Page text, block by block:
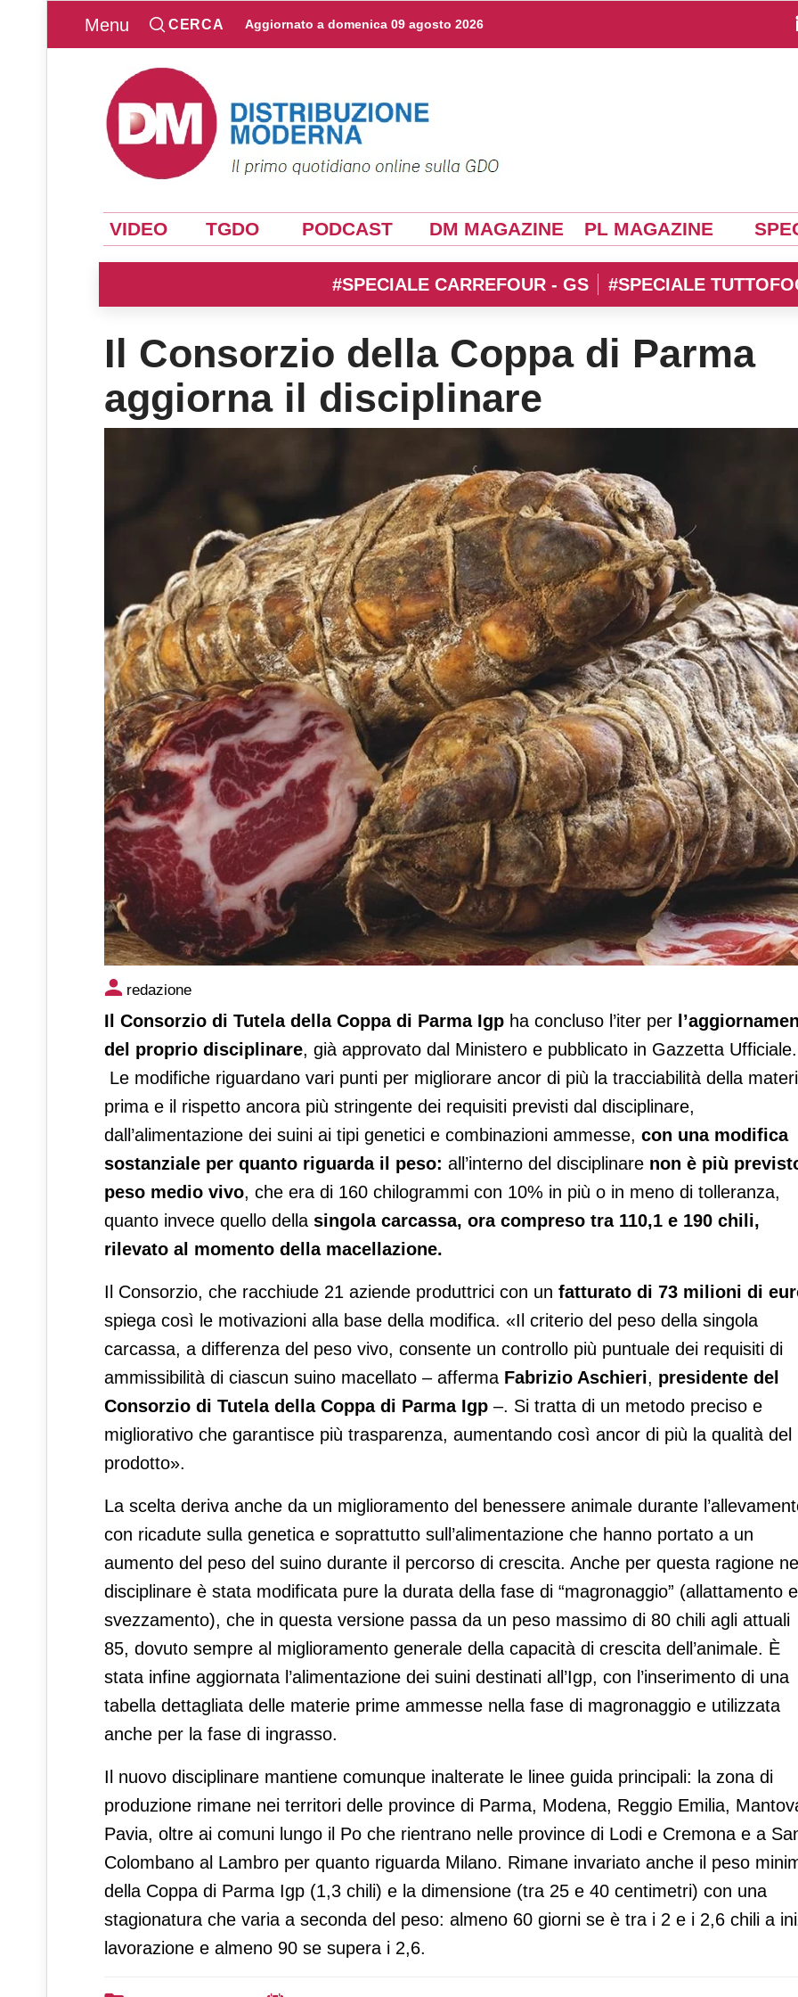
Menu CERCA Aggiornato a domenica 09 agosto 2026
VIDEO TGDO PODCAST DM MAGAZINE PL MAGAZINE
#SPECIALE CARREFOUR - GS #SPECIALE
Il Consorzio della Coppa di Parma
aggiorna il disciplinare
Il Consorzio della Coppa di Parma aggiorna il disciplinare
redazione
Il Consorzio di Tutela della Coppa di Parma Igp ha concluso l’iter per
del proprio disciplinare, già approvato dal Ministero e pubblicato in Gazzetta Ufficiale.
Le modifiche riguardano vari punti per migliorare ancor di più la tracciabilità della
prima e il rispetto ancora più stringente dei requisiti previsti dal disciplinare,
dall’alimentazione dei suini ai tipi genetici e combinazioni ammesse, con una modifica
sostanziale per quanto riguarda il peso: all’interno del disciplinare non è più
peso medio vivo, che era di 160 chilogrammi con 10% in più o in meno di tolleranza,
quanto invece quello della singola carcassa, ora compreso tra 110,1 e 190 chili,
rilevato al momento della macellazione.
Il Consorzio, che racchiude 21 aziende produttrici con un fatturato di 73 milioni di
spiega così le motivazioni alla base della modifica. «Il criterio del peso della singola
carcassa, a differenza del peso vivo, consente un controllo più puntuale dei requisiti di
ammissibilità di ciascun suino macellato – afferma Fabrizio Aschieri, presidente del
Consorzio di Tutela della Coppa di Parma Igp –. Si tratta di un metodo preciso e
migliorativo che garantisce più trasparenza, aumentando così ancor di più la qualità del
prodotto».
La scelta deriva anche da un miglioramento del benessere animale durante
con ricadute sulla genetica e soprattutto sull’alimentazione che hanno portato a un
aumento del peso del suino durante il percorso di crescita. Anche per questa ragione nel
disciplinare è stata modificata pure la durata della fase di “magronaggio” (allattamento e
svezzamento), che in questa versione passa da un peso massimo di 80 chili agli attuali
85, dovuto sempre al miglioramento generale della capacità di crescita dell’animale. È
stata infine aggiornata l’alimentazione dei suini destinati all’Igp, con l’inserimento di una
tabella dettagliata delle materie prime ammesse nella fase di magronaggio e utilizzata
anche per la fase di ingrasso.
Il nuovo disciplinare mantiene comunque inalterate le linee guida principali: la zona di
produzione rimane nei territori delle province di Parma, Modena, Reggio Emilia,
Pavia, oltre ai comuni lungo il Po che rientrano nelle province di Lodi e Cremona e a
Colombano al Lambro per quanto riguarda Milano. Rimane invariato anche il peso
della Coppa di Parma Igp (1,3 chili) e la dimensione (tra 25 e 40 centimetri) con una
stagionatura che varia a seconda del peso: almeno 60 giorni se è tra i 2 e i 2,6 chili a
lavorazione e almeno 90 se supera i 2,6.